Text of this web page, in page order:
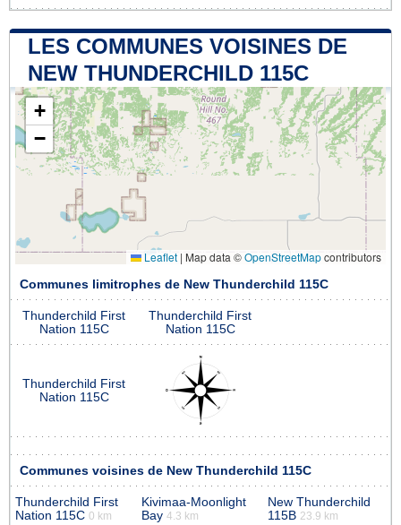
LES COMMUNES VOISINES DE
NEW THUNDERCHILD 115C
+
−
Leaflet | Map data ©OpenStreetMapcontributors
Communes limitrophes de New Thunderchild 115C
Thunderchild First
Nation 115C
Thunderchild First
Nation 115C
Thunderchild First
Nation 115C
Communes voisines de New Thunderchild 115C
Thunderchild First
Nation 115C 0 km
Kivimaa-Moonlight
Bay 4.3 km
New Thunderchild
115B 23.9 km